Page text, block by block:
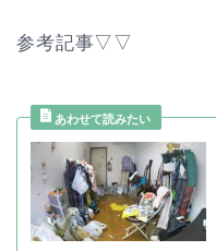
参考記事▽▽